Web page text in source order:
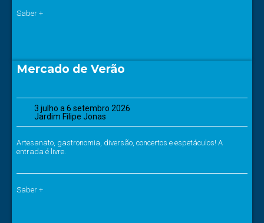
Saber +
Mercado de Verão
3 julho a 6 setembro 2026
Jardim Filipe Jonas
Artesanato, gastronomia, diversão, concertos e espetáculos! A
entrada é livre.
Saber +